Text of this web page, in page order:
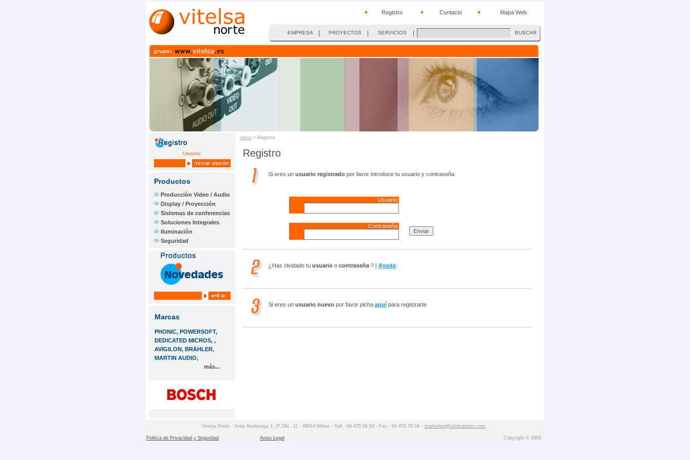
Registro Contacto Mapa Web
EMPRESA PROYECTOS SERVICIOS BUSCAR
Usuario
Productos
Producción Video / Audio
Display / Proyección
Sistemas de conferencias
Soluciones Integrales
Iluminación
Seguridad
Marcas
PHONIC, POWERSOFT,
DEDICATED MICROS, ,
AVIGILON, BRÄHLER,
MARTIN AUDIO,
más...
Inicio> Registro
Registro
Si eres un usuario registradopor favor introduce tu usuario y contraseña
Usuario:
Contraseña:
¿Has olvidado tu usuarioo contraseña? | Ayuda
Si eres un usuario nuevopor favor picha aquípara registrarte
Vitelsa Norte - Avda Madariaga 1, 2º Ofic. 11 - 48014 Bilbao - Telf.: 94 475 56 00 - Fax.: 94 475 79 04 - marketing@vitelsanorte.com
Politica de Privacidad y Seguridad Aviso Legal Copyright © 2006